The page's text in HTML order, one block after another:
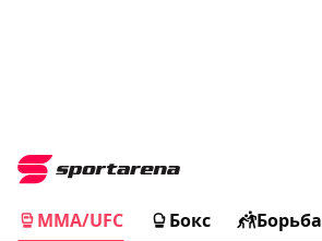
MMA/UFC Бокс Борьба